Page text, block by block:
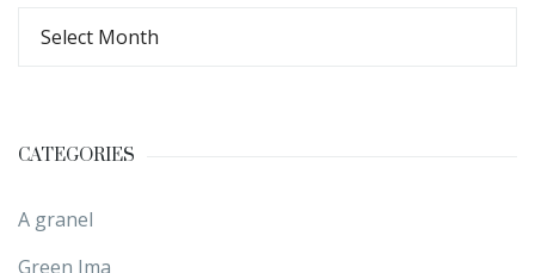
CATEGORIES
A granel
Green Ima